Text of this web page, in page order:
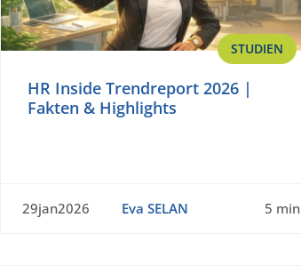
STUDIEN
HR Inside Trendreport 2026 |
Fakten & Highlights
29jan2026 Eva SELAN 5 min